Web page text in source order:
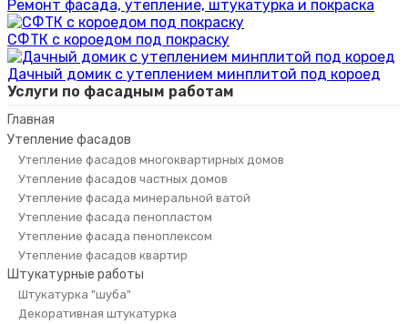
Ремонт фасада, утепление, штукатурка и покраска
СФТК с короедом под покраску
Дачный домик с утеплением минплитой под короед
Услуги по фасадным работам
Главная
Утепление фасадов
Утепление фасадов многоквартирных домов
Утепление фасадов частных домов
Утепление фасада минеральной ватой
Утепление фасада пенопластом
Утепление фасада пеноплексом
Утепление фасадов квартир
Штукатурные работы
Штукатурка "шуба"
Декоративная штукатурка